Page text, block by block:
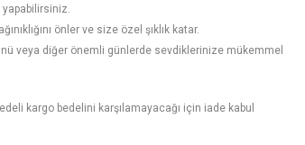
önler ve size özel şıklık katar.
veya diğer önemli günlerde sevdiklerinize mükemmel
kargo bedelini karşılamayacağı için iade kabul